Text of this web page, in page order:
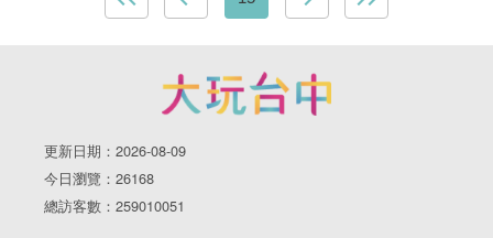
更新日期：2026-08-09
今日瀏覽：26168
總訪客數：259010051